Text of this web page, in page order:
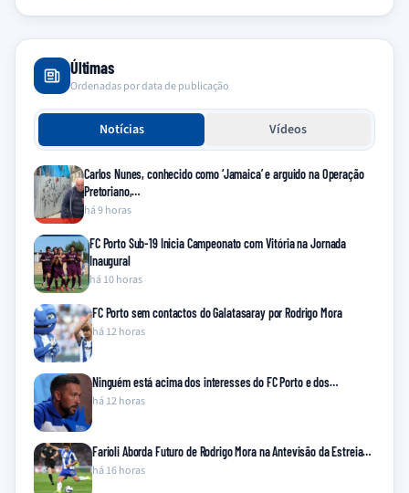
Últimas
Ordenadas por data de publicação
Notícias Vídeos
Carlos Nunes, conhecido como ‘Jamaica’ e arguido na Operação
Pretoriano,…
há 9 horas
FC Porto Sub-19 Inicia Campeonato com Vitória na Jornada
Inaugural
há 10 horas
FC Porto sem contactos do Galatasaray por Rodrigo Mora
há 12 horas
Ninguém está acima dos interesses do FC Porto e dos…
há 12 horas
Farioli Aborda Futuro de Rodrigo Mora na Antevisão da Estreia…
há 16 horas